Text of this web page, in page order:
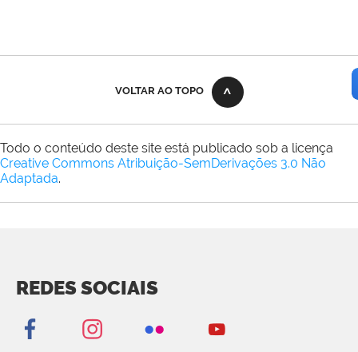
VOLTAR AO TOPO
Todo o conteúdo deste site está publicado sob a licença
Creative Commons Atribuição-SemDerivações 3.0 Não
Adaptada.
REDES SOCIAIS